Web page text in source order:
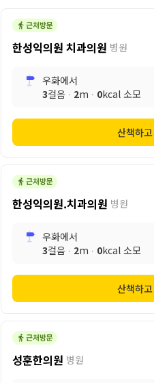
한성익의원 치과의원 병원
우화에서
3걸음 ∙ 2m ∙ 0kcal 소모
산책하고
한성익의원.치과의원 병원
우화에서
3걸음 ∙ 2m ∙ 0kcal 소모
산책하고
성훈한의원 병원